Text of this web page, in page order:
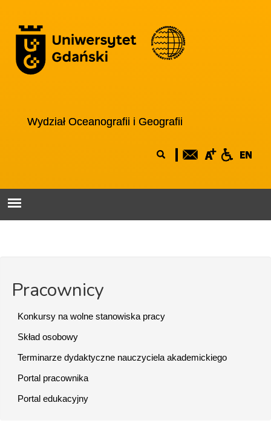
Wydział Oceanografii i Geografii
wyszukiwania
Pracownicy
Konkursy na wolne stanowiska pracy
Skład osobowy
Terminarze dydaktyczne nauczyciela akademickiego
Portal pracownika
Portal edukacyjny